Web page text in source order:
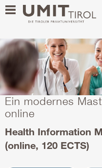
Ein modernes
online
Health Information
(online, 120 ECTS)